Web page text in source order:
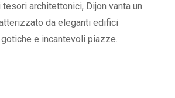
architettonici, Dijon vanta un
da eleganti edifici
e incantevoli piazze.